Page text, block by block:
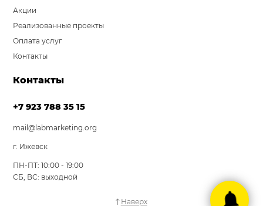
Акции
Реализованные проекты
Оплата услуг
Контакты
Контакты
+7 923 788 35 15
mail@labmarketing.org
г. Ижевск
ПН-ПТ: 10:00 - 19:00
СБ, ВС: выходной
Наверх